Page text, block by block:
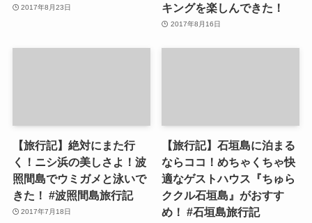
2017年8月23日
キングを楽しんできた！
2017年8月16日
【旅行記】絶対にまた行
く！ニシ浜の美しさよ！波
照間島でウミガメと泳いで
きた！ #波照間島旅行記
2017年7月18日
【旅行記】石垣島に泊まる
ならココ！めちゃくちゃ快
適なゲストハウス『ちゅら
ククル石垣島』がおすす
め！ #石垣島旅行記